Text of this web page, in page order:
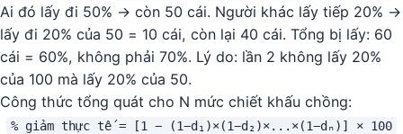
Ai đó lấy đi 50% → còn 50 cái. Người khác lấy tiếp 20% →
lấy đi 20% của 50 = 10 cái, còn lại 40 cái. Tổng bị lấy: 60
cái = 60%, không phải 70%. Lý do: lần 2 không lấy 20%
của 100 mà lấy 20% của 50.
Công thức tổng quát cho N mức chiết khấu chồng:
% giảm thực tế = [1 − (1−d₁)×(1−d₂)×...×(1−dₙ)] × 100